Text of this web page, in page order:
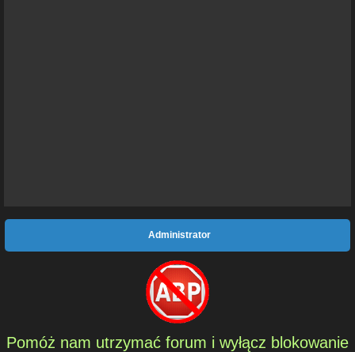
Administrator
Pomóż nam utrzymać forum i wyłącz blokowanie